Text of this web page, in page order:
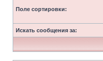
Поле сортировки:
Искать сообщения за: